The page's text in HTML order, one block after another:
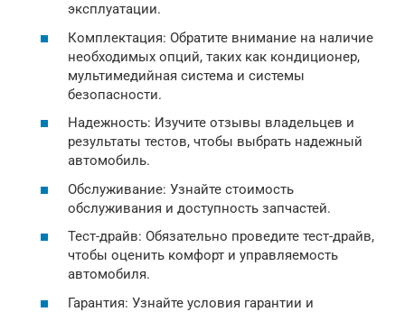
эксплуатации.
Комплектация: Обратите внимание на наличие
необходимых опций, таких как кондиционер,
мультимедийная система и системы
безопасности.
Надежность: Изучите отзывы владельцев и
результаты тестов, чтобы выбрать надежный
автомобиль.
Обслуживание: Узнайте стоимость
обслуживания и доступность запчастей.
Тест-драйв: Обязательно проведите тест-драйв,
чтобы оценить комфорт и управляемость
автомобиля.
Гарантия: Узнайте условия гарантии и